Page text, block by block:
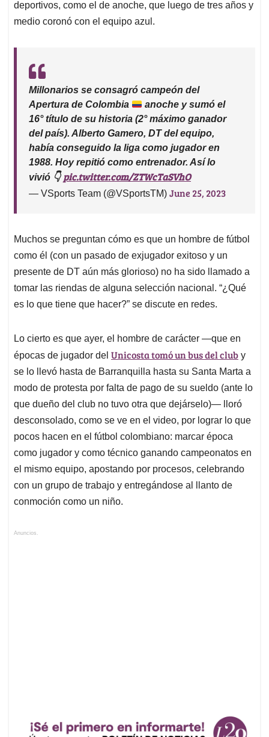
deportivos, como el de anoche, que luego de tres años y
medio coronó con el equipo azul.
Millonarios se consagró campeón del
Apertura de Colombia
anoche y sumó el
16° título de su historia (2° máximo ganador
del país). Alberto Gamero, DT del equipo,
había conseguido la liga como jugador en
1988. Hoy repitió como entrenador. Así lo
vivió 👇 pic.twitter.com/ZTWcTaSVhO
— VSports Team (@VSportsTM) June 25, 2023
Muchos se preguntan cómo es que un hombre de fútbol
como él (con un pasado de exjugador exitoso y un
presente de DT aún más glorioso) no ha sido llamado a
tomar las riendas de alguna selección nacional. “¿Qué
es lo que tiene que hacer?” se discute en redes.
Lo cierto es que ayer, el hombre de carácter —que en
épocas de jugador del Unicosta tomó un bus del club y
se lo llevó hasta de Barranquilla hasta su Santa Marta a
modo de protesta por falta de pago de su sueldo (ante lo
que dueño del club no tuvo otra que dejárselo)— lloró
desconsolado, como se ve en el video, por lograr lo que
pocos hacen en el fútbol colombiano: marcar época
como jugador y como técnico ganando campeonatos en
el mismo equipo, apostando por procesos, celebrando
con un grupo de trabajo y entregándose al llanto de
conmoción como un niño.
Anuncios.